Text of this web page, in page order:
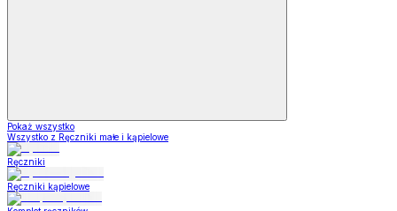
Pokaż wszystko
Wszystko z Ręczniki małe i kąpielowe
Ręczniki
Ręczniki kąpielowe